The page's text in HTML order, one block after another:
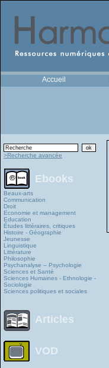
Accueil
>Recherche avancée
Ebooks
Beaux-arts
Communication
Droit
Economie et management
Education
Études littéraires, critiques
Histoire - Géographie
Jeunesse
Linguistique
Littérature
Philosophie
Psychanalyse – Psychologie
Sciences et Santé
Sciences Humaines - Ethnologie -
Sociologie
Sciences politiques et sociales
Articles
VOD